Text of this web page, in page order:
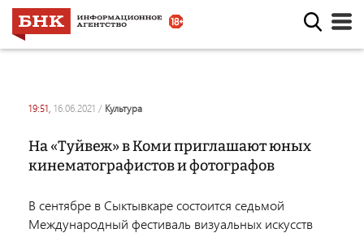
19:51, 16.06.2021 / культура
На «Туйвеж» в Коми приглашают юных
кинематографистов и фотографов
В сентябре в Сыктывкаре состоится седьмой
Международный фестиваль визуальных искусств